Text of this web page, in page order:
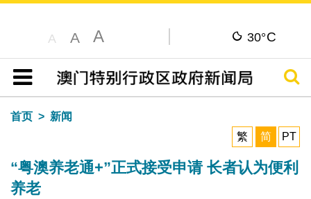
A A A 30°C
目录
搜寻
首页
新闻
繁
简 PT
“粤澳养老通+”正式接受申请 长者认为便利
养老